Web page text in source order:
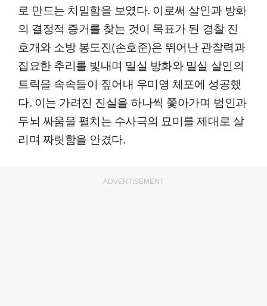
로 만드는 치밀함을 보였다. 이로써 살인과 방화
의 결정적 증거를 찾는 것이 목표가 된 경찰 진
호개와 소방 봉도진(손호준)은 뛰어난 관찰력과
집요한 추리를 빛내며 밀실 방화와 밀실 살인의
트릭을 속속들이 짚어내 우미영 체포에 성공했
다. 이는 가려진 진실을 하나씩 쫓아가며 범인과
두뇌 싸움을 펼치는 수사극의 묘미를 제대로 살
리며 짜릿함을 안겼다.
ADVERTISEMENT